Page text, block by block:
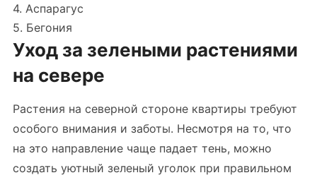
4. Аспарагус
5. Бегония
Уход за зелеными растениями
на севере
Растения на северной стороне квартиры требуют
особого внимания и заботы. Несмотря на то, что
на это направление чаще падает тень, можно
создать уютный зеленый уголок при правильном